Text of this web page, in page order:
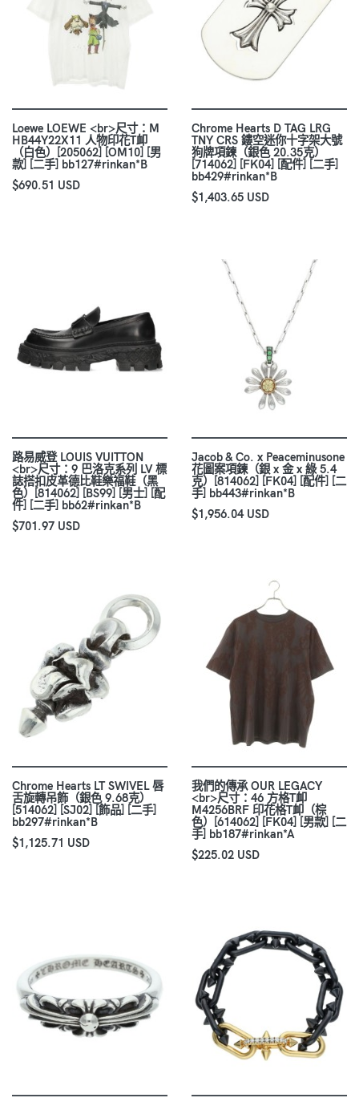
Loewe LOEWE <br>尺寸：M
HB44Y22X11 人物印花T卹
（白色）[205062] [OM10] [男
款] [二手] bb127#rinkan*B
$690.51 USD
Chrome Hearts D TAG LRG
TNY CRS 鏤空迷你十字架大號
狗牌項鍊（銀色 20.35克）
[714062] [FK04] [配件] [二手]
bb429#rinkan*B
$1,403.65 USD
路易威登 LOUIS VUITTON
<br>尺寸：9 巴洛克系列 LV 標
誌搭扣皮革德比鞋樂福鞋（黑
色）[814062] [BS99] [男士] [配
件] [二手] bb62#rinkan*B
$701.97 USD
Jacob & Co. x Peaceminusone
花圖案項鍊（銀 x 金 x 綠 5.4
克）[814062] [FK04] [配件] [二
手] bb443#rinkan*B
$1,956.04 USD
Chrome Hearts LT SWIVEL 唇
舌旋轉吊飾（銀色 9.68克）
[514062] [SJ02] [飾品] [二手]
bb297#rinkan*B
$1,125.71 USD
我們的傳承 OUR LEGACY
<br>尺寸：46 方格T卹
M4256BRF 印花格T卹（棕
色）[614062] [FK04] [男款] [二
手] bb187#rinkan*A
$225.02 USD